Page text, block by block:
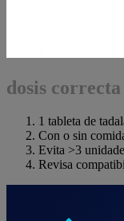
dosis correcta
1 tableta de
Con o sin
Evita >3
Revisa